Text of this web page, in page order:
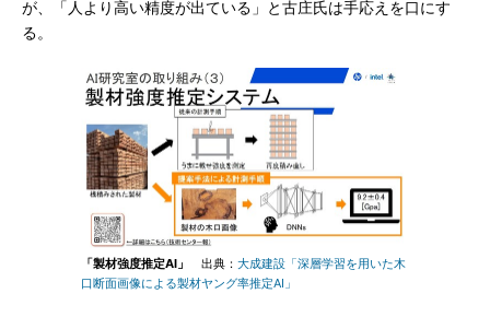
が、「人より高い精度が出ている」と古庄氏は手応えを口にす
る。
「製材強度推定AI」 出典： 大成建設「深層学習を用いた木
口断面画像による製材ヤング率推定AI」